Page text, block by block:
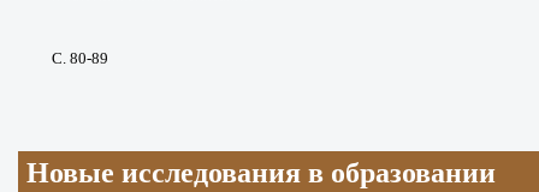
С. 80-89
Новые исследования в образовании